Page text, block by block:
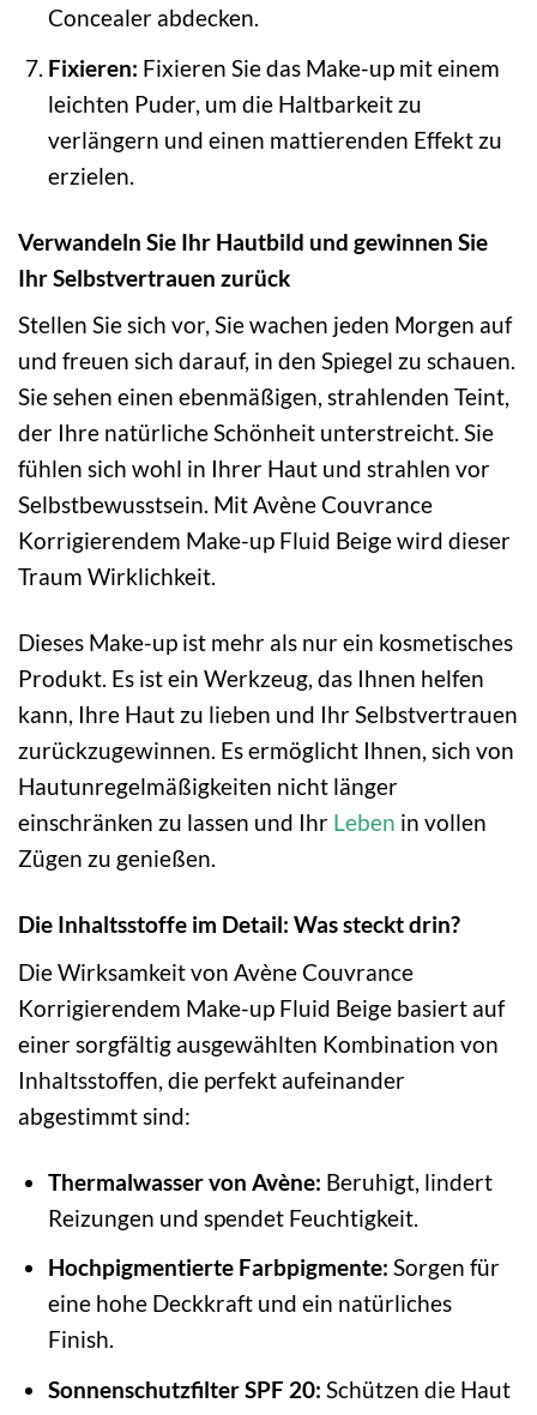
Concealer abdecken.
Fixieren: Fixieren Sie das Make-up mit einem
leichten Puder, um die Haltbarkeit zu
verlängern und einen mattierenden Effekt zu
erzielen.
Verwandeln Sie Ihr Hautbild und gewinnen Sie
Ihr Selbstvertrauen zurück
Stellen Sie sich vor, Sie wachen jeden Morgen auf
und freuen sich darauf, in den Spiegel zu schauen.
Sie sehen einen ebenmäßigen, strahlenden Teint,
der Ihre natürliche Schönheit unterstreicht. Sie
fühlen sich wohl in Ihrer Haut und strahlen vor
Selbstbewusstsein. Mit Avène Couvrance
Korrigierendem Make-up Fluid Beige wird dieser
Traum Wirklichkeit.
Dieses Make-up ist mehr als nur ein kosmetisches
Produkt. Es ist ein Werkzeug, das Ihnen helfen
kann, Ihre Haut zu lieben und Ihr Selbstvertrauen
zurückzugewinnen. Es ermöglicht Ihnen, sich von
Hautunregelmäßigkeiten nicht länger
einschränken zu lassen und Ihr Leben in vollen
Zügen zu genießen.
Die Inhaltsstoffe im Detail: Was steckt drin?
Die Wirksamkeit von Avène Couvrance
Korrigierendem Make-up Fluid Beige basiert auf
einer sorgfältig ausgewählten Kombination von
Inhaltsstoffen, die perfekt aufeinander
abgestimmt sind:
Thermalwasser von Avène: Beruhigt, lindert
Reizungen und spendet Feuchtigkeit.
Hochpigmentierte Farbpigmente: Sorgen für
eine hohe Deckkraft und ein natürliches
Finish.
Sonnenschutzfilter SPF 20: Schützen die Haut